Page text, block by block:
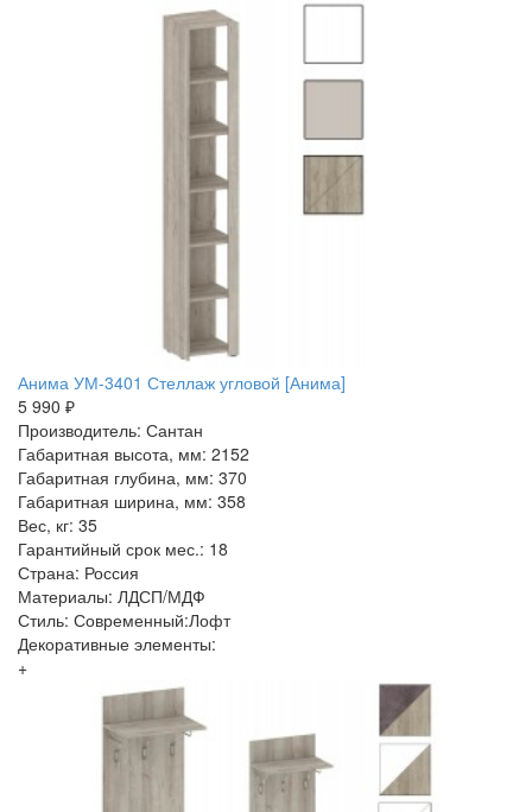
Анима УМ-3401 Стеллаж угловой [Анима]
5 990 ₽
Производитель: Сантан
Габаритная высота, мм: 2152
Габаритная глубина, мм: 370
Габаритная ширина, мм: 358
Вес, кг: 35
Гарантийный срок мес.: 18
Страна: Россия
Материалы: ЛДСП/МДФ
Стиль: Современный:Лофт
Декоративные элементы:
+